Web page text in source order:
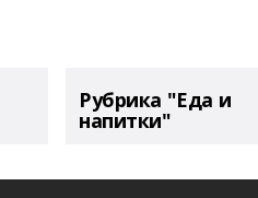
Рубрика "Еда и
напитки"